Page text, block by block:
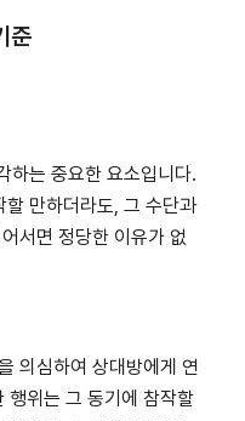
준
하는 중요한 요소입니다.
만하더라도, 그 수단과
서면 정당한 이유가 없
의심하여 상대방에게 연
행위는 그 동기에 참작할